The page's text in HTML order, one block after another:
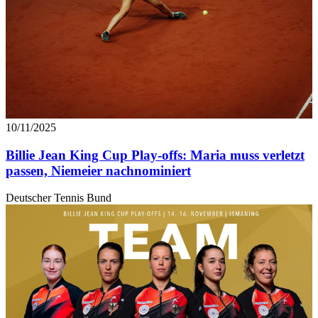
10/11/2025
Billie Jean King Cup Play-offs: Maria muss verletzt
passen, Niemeier nachnominiert
Deutscher Tennis Bund